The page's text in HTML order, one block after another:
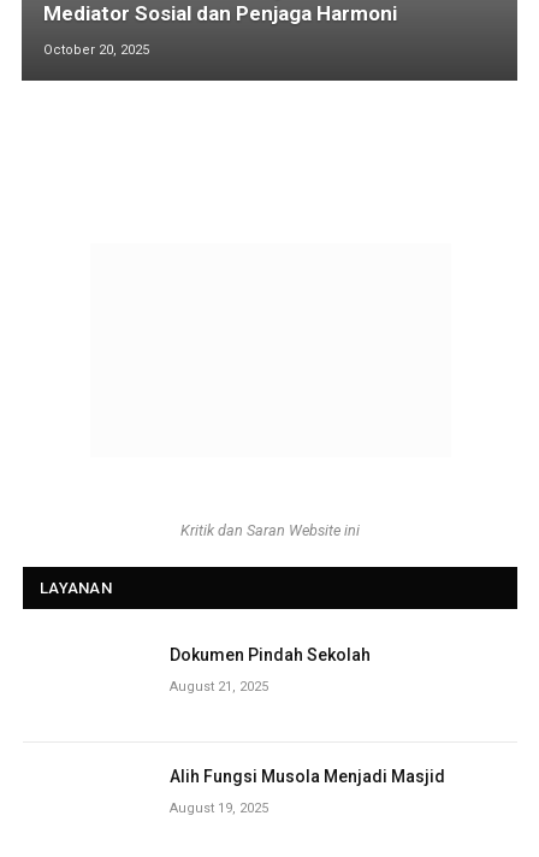
Mediator Sosial dan Penjaga Harmoni
October 20, 2025
Kritik dan Saran Website ini
LAYANAN
Dokumen Pindah Sekolah
August 21, 2025
Alih Fungsi Musola Menjadi Masjid
August 19, 2025